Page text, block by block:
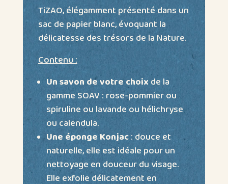
TiZAO, élégamment présenté dans un
sac de papier blanc, évoquant la
délicatesse des trésors de la Nature.
Contenu :
Un savon de votre choixde la
gamme SOAV : rose-pommier ou
spiruline ou lavande ou hélichryse
ou calendula.
Une éponge Konjac: douce et
naturelle, elle est idéale pour un
nettoyage en douceur du visage.
Elle exfolie délicatement en